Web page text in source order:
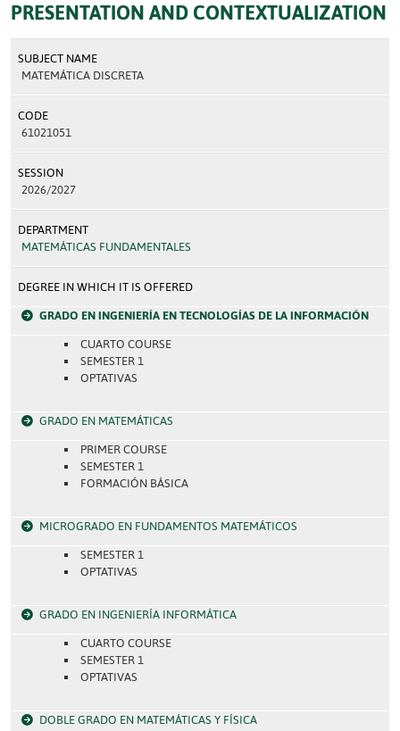
PRESENTATION AND CONTEXTUALIZATION
SUBJECT NAME
MATEMÁTICA DISCRETA
CODE
61021051
SESSION
2026/2027
DEPARTMENT
MATEMÁTICAS FUNDAMENTALES
DEGREE IN WHICH IT IS OFFERED
GRADO EN INGENIERÍA EN TECNOLOGÍAS DE LA INFORMACIÓN
CUARTO COURSE
SEMESTER 1
OPTATIVAS
GRADO EN MATEMÁTICAS
PRIMER COURSE
SEMESTER 1
FORMACIÓN BÁSICA
MICROGRADO EN FUNDAMENTOS MATEMÁTICOS
SEMESTER 1
OPTATIVAS
GRADO EN INGENIERÍA INFORMÁTICA
CUARTO COURSE
SEMESTER 1
OPTATIVAS
DOBLE GRADO EN MATEMÁTICAS Y FÍSICA